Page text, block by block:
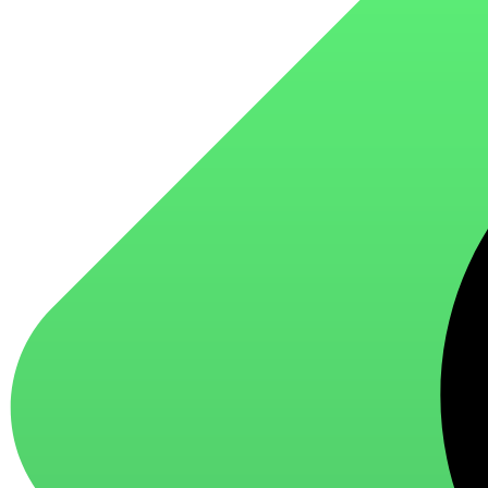
для ароматизации и нейтрализации запахов
для стирки и ухода за тканями
для ковров и текстильных изделий
специализированные чистящие средства
универсальные чистящие средства
дезинфицирующие средства
Автохимия и автокосметика
автоэмали
аэрозольные смазки